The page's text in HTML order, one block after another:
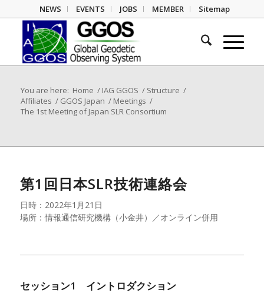
NEWS EVENTS JOBS MEMBER Sitemap
You are here: Home / IAG GGOS / Structure /
Affiliates / GGOS Japan / Meetings /
The 1st Meeting of Japan SLR Consortium
第1回日本SLR技術連絡会
日時：2022年1月21日
場所：情報通信研究機構（小金井）／オンライン併用
セッション1 イントロダクション